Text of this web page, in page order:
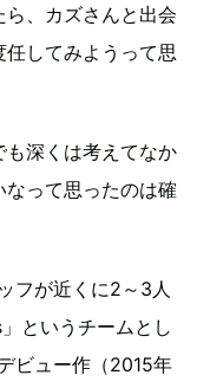
、カズさんと出会
してみようって思
も深くは考えてなか
って思ったのは確
フが近くに2～3人
というチームとし
ビュー作（2015年